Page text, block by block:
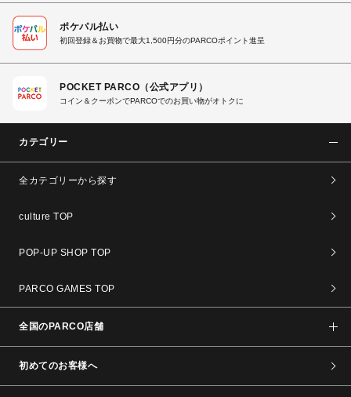
ポケパル払い
初回登録＆お買物で最大1,500円分のPARCOポイント進呈
POCKET PARCO（公式アプリ）
コイン＆クーポンでPARCOでのお買い物がオトクに
カテゴリー
全カテゴリーから探す
culture TOP
POP-UP SHOP TOP
PARCO GAMES TOP
全国のPARCO店舗
初めてのお客様へ